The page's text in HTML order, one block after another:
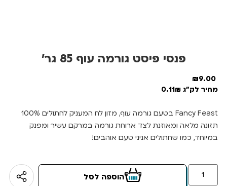
פנסי פיסט גורמה עוף 85 גר’
9.00
₪
מחיר לק"ג 0.11₪
Fancy Feast בטעם גורמה עוף, מזון לח המעניק לחתולים 100%
תזונה מלאה ומאוזנת לצד ארוחת גורמה במרקם עשיר ומפנק
במיוחד, כמו שחתולים אניני טעם אוהבים!
הוספה לסל